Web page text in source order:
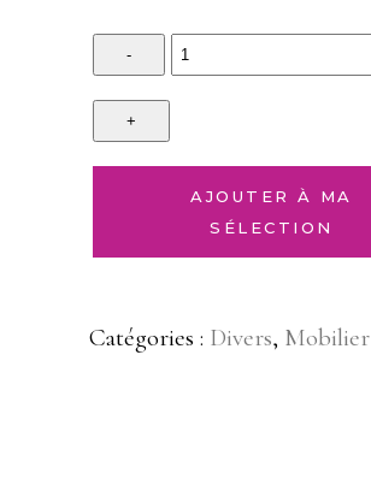
Quantity
AJOUTER À MA
SÉLECTION
Catégories : Divers, Mobilier